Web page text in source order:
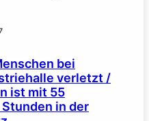
bei
verletzt /
ist mit 55
in der